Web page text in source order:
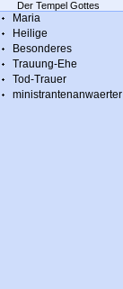
Der Tempel Gottes
Maria
Heilige
Besonderes
Trauung-Ehe
Tod-Trauer
ministrantenanwaerter